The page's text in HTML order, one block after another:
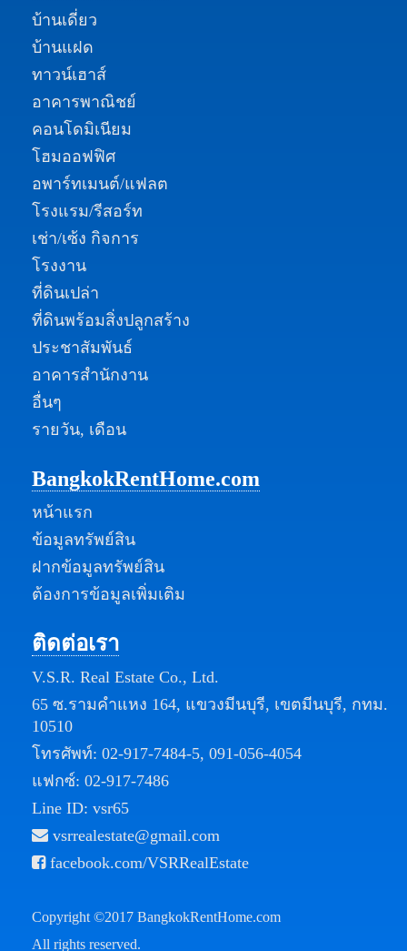
บ้านเดี่ยว
บ้านแฝด
ทาวน์เฮาส์
อาคารพาณิชย์
คอนโดมิเนียม
โฮมออฟฟิศ
อพาร์ทเมนต์/แฟลต
โรงแรม/รีสอร์ท
เช่า/เซ้ง กิจการ
โรงงาน
ที่ดินเปล่า
ที่ดินพร้อมสิ่งปลูกสร้าง
ประชาสัมพันธ์
อาคารสำนักงาน
อื่นๆ
รายวัน, เดือน
BangkokRentHome.com
หน้าแรก
ข้อมูลทรัพย์สิน
ฝากข้อมูลทรัพย์สิน
ต้องการข้อมูลเพิ่มเติม
ติดต่อเรา
V.S.R. Real Estate Co., Ltd.
65 ซ.รามคำแหง 164, แขวงมีนบุรี, เขตมีนบุรี, กทม.
10510
โทรศัพท์: 02-917-7484-5, 091-056-4054
แฟกซ์: 02-917-7486
Line ID: vsr65
vsrrealestate@gmail.com
facebook.com/VSRRealEstate
Copyright ©2017 BangkokRentHome.com
All rights reserved.